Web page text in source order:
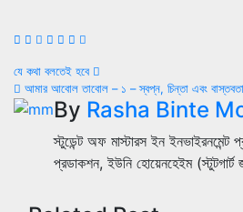
Post
navigation
যে কথা বলতেই হবে
আমার আবোল তাবোল – ১ – স্বপ্ন, চিন্তা এবং বাস্তবতা
By Rasha Binte
স্টুডেন্ট অফ মাস্টারস ইন
প্রডাকশন, ইউনি হোয়েনহেইম (স্টুটগার্ট